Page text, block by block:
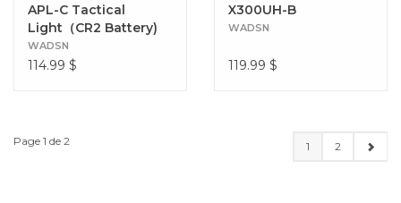
APL-C Tactical
Light（CR2 Battery)
WADSN
114.99 $
X300UH-B
WADSN
119.99 $
Page 1 de 2 1 2